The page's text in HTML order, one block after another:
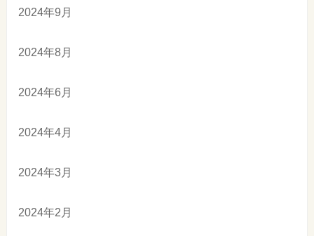
2024年9月
2024年8月
2024年6月
2024年4月
2024年3月
2024年2月